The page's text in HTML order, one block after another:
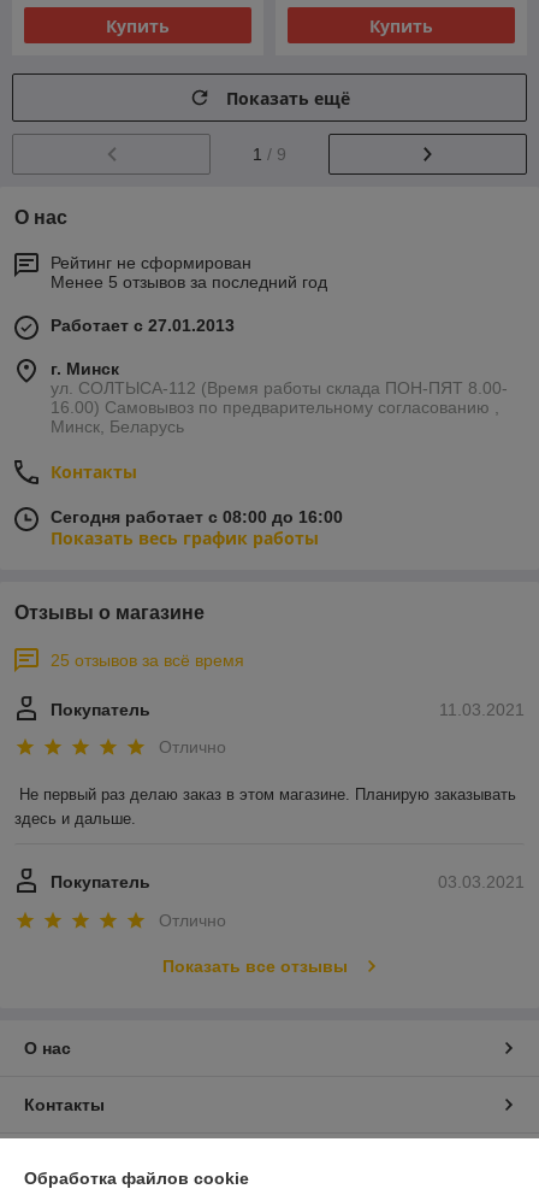
Купить Купить
Показать ещё
1 / 9
О нас
Рейтинг не сформирован
Менее 5 отзывов за последний год
Работает с 27.01.2013
г. Минск
ул. СОЛТЫСА-112 (Время работы склада ПОН-ПЯТ 8.00-
16.00) Самовывоз по предварительному согласованию ,
Минск, Беларусь
Контакты
Сегодня работает с 08:00 до 16:00
Показать весь график работы
Отзывы о магазине
25 отзывов за всё время
11.03.2021
Покупатель
Отлично
Не первый раз делаю заказ в этом магазине. Планирую заказывать
здесь и дальше.
03.03.2021
Покупатель
Отлично
Показать все отзывы
О нас
Контакты
Обработка файлов cookie